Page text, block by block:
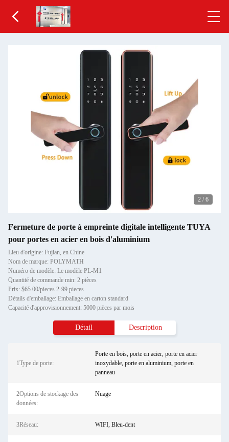
2 / 6
Fermeture de porte à empreinte digitale intelligente TUYA
pour portes en acier en bois d'aluminium
Lieu d'origine: Fujian, en Chine
Nom de marque: POLYMATH
Numéro de modèle: Le modèle PL-M1
Quantité de commande min: 2 pièces
Prix: $65.00/pieces 2-99 pieces
Détails d'emballage: Emballage en carton standard
Capacité d'approvisionnement: 5000 pièces par mois
Détail Description
1Type de porte:
Porte en bois, porte en acier, porte en acier
inoxydable, porte en aluminium, porte en
panneau
2Options de stockage des
données:
Nuage
3Réseau: WIFI, Bleu-dent